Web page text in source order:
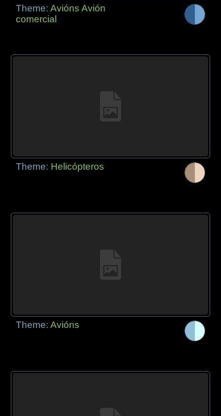
Theme:Avións Avión
comercial
Theme: Helicópteros
Theme:Avións